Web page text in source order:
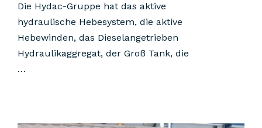
Die Hydac-Gruppe hat das aktive
hydraulische Hebesystem, die aktive
Hebewinden, das Dieselangetrieben
Hydraulikaggregat, der Groß Tank, die
…